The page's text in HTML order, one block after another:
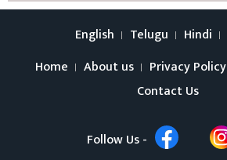
English Telugu Hindi
Home
About us Privacy Policy
Contact Us
Follow Us -